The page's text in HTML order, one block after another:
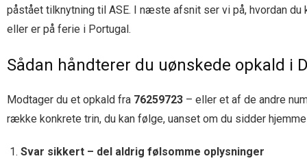
påstået tilknytning til ASE. I næste afsnit ser vi på, hvordan
eller er på ferie i Portugal.
Sådan håndterer du uønskede opkald i
Modtager du et opkald fra 76259723 – eller et af de andre
række konkrete trin, du kan følge, uanset om du sidder
Svar sikkert – del aldrig følsomme oplysninger